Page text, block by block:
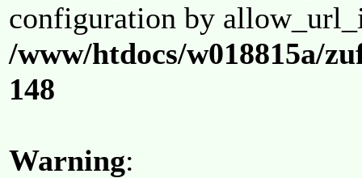
configuration by
/www/htdocs/w018815a/
148
Warning: